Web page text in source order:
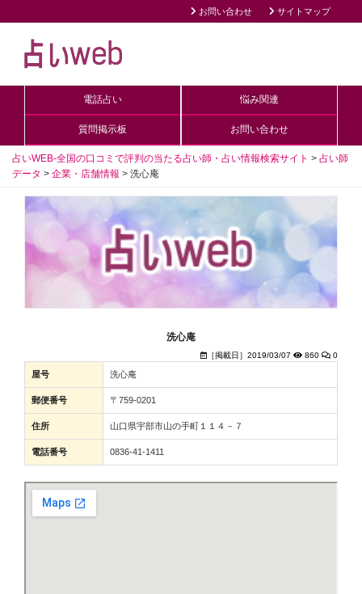
お問い合わせ サイトマップ
電話占い 悩み関連
質問掲示板 お問い合わせ
占いWEB-全国の口コミで評判の当たる占い師・占い情報検索サイト > 占い師
データ > 企業・店舗情報 > 洗心庵
洗心庵
［掲載日］2019/03/07 860 0
屋号 洗心庵
郵便番号 〒759-0201
住所 山口県宇部市山の手町１１４－７
電話番号 0836-41-1411